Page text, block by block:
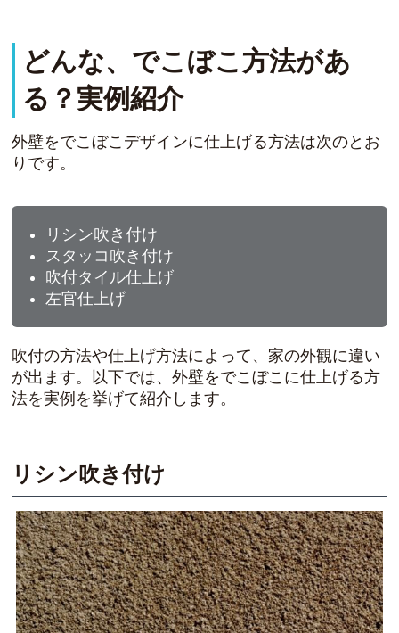
どんな、でこぼこ方法があ
る？実例紹介
外壁をでこぼこデザインに仕上げる方法は次のとお
りです。
リシン吹き付け
スタッコ吹き付け
吹付タイル仕上げ
左官仕上げ
吹付の方法や仕上げ方法によって、家の外観に違い
が出ます。以下では、外壁をでこぼこに仕上げる方
法を実例を挙げて紹介します。
リシン吹き付け